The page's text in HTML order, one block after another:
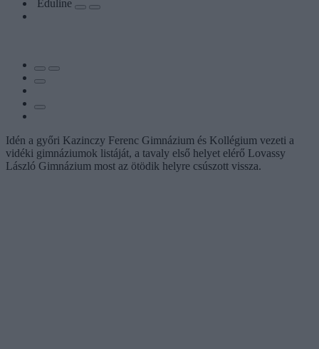
Eduline
Idén a győri Kazinczy Ferenc Gimnázium és Kollégium vezeti a
vidéki gimnáziumok listáját, a tavaly első helyet elérő Lovassy
László Gimnázium most az ötödik helyre csúszott vissza.